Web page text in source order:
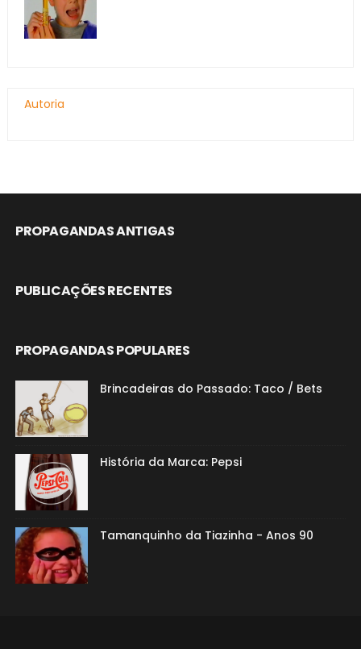
Autoria
PROPAGANDAS ANTIGAS
PUBLICAÇÕES RECENTES
PROPAGANDAS POPULARES
Brincadeiras do Passado: Taco / Bets
História da Marca: Pepsi
Tamanquinho da Tiazinha - Anos 90